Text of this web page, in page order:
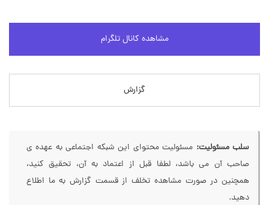
مشاهده کانال تلگرام
گزارش
سلب مسئولیت: مسئولیت محتوای این شبکه اجتماعی به عهده ی
صاحب آن می باشد، لطفا قبل از اعتماد به آن، تحقیق کنید،
همچنین در صورت مشاهده تخلف از قسمت گزارش به ما اطلاع
دهید.